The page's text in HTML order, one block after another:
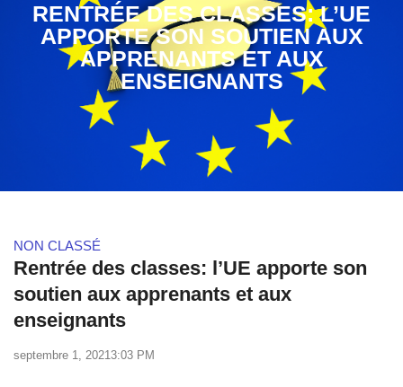
RENTRÉE DES CLASSES: L’UE
APPORTE SON SOUTIEN AUX
APPRENANTS ET AUX
ENSEIGNANTS
NON CLASSÉ
Rentrée des classes: l’UE apporte son
soutien aux apprenants et aux
enseignants
septembre 1, 20213:03 PM